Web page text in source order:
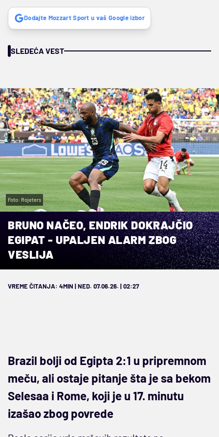
Dodajte Mozzart Sport u vaš Google izbor
SLEDEĆA VEST
Foto: Rojeters
BRUNO NAČEO, ENDRIK DOKRAJČIO
EGIPAT - UPALJEN ALARM ZBOG
VESLIJA
VREME ČITANJA: 4MIN | NED. 07.06.26. | 02:27
Brazil bolji od Egipta 2:1 u pripremnom
meču, ali ostaje pitanje šta je sa bekom
Selesaa i Rome, koji je u 17. minutu
izašao zbog povrede